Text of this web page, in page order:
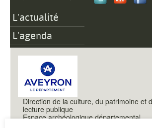
L'actualité
L'agenda
Direction de la culture, du patrimoine et
lecture publique
Espace archéologique départemental